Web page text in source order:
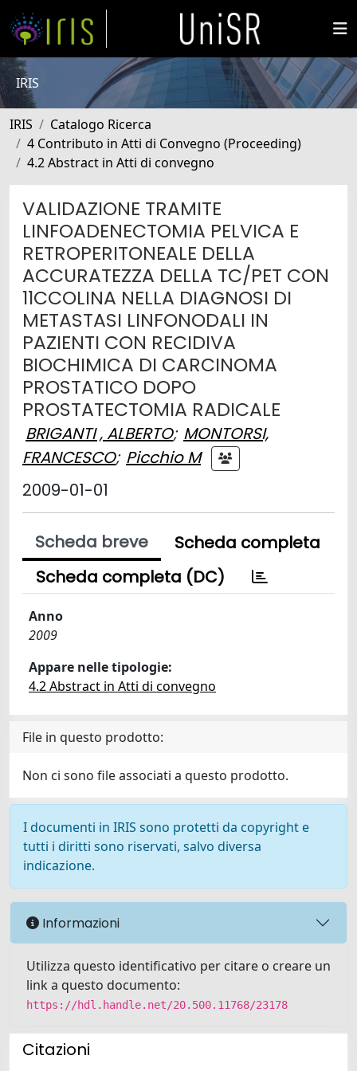
IRIS
IRIS
Catalogo Ricerca
4 Contributo in Atti di Convegno (Proceeding)
4.2 Abstract in Atti di convegno
VALIDAZIONE TRAMITE
LINFOADENECTOMIA PELVICA E
RETROPERITONEALE DELLA
ACCURATEZZA DELLA TC/PET CON
11CCOLINA NELLA DIAGNOSI DI
METASTASI LINFONODALI IN
PAZIENTI CON RECIDIVA
BIOCHIMICA DI CARCINOMA
PROSTATICO DOPO
PROSTATECTOMIA RADICALE
BRIGANTI , ALBERTO; MONTORSI,
FRANCESCO; Picchio M
2009-01-01
Scheda breve
Scheda completa
Scheda completa (DC)
Anno
2009
Appare nelle tipologie:
4.2 Abstract in Atti di convegno
File in questo prodotto:
Non ci sono file associati a questo prodotto.
I documenti in IRIS sono protetti da copyright e
tutti i diritti sono riservati, salvo diversa
indicazione.
Informazioni
Utilizza questo identificativo per citare o creare un
link a questo documento:
https://hdl.handle.net/20.500.11768/23178
Citazioni